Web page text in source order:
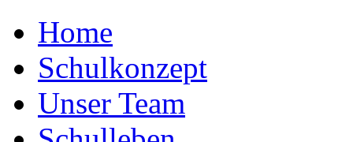
Home
Schulkonzept
Unser Team